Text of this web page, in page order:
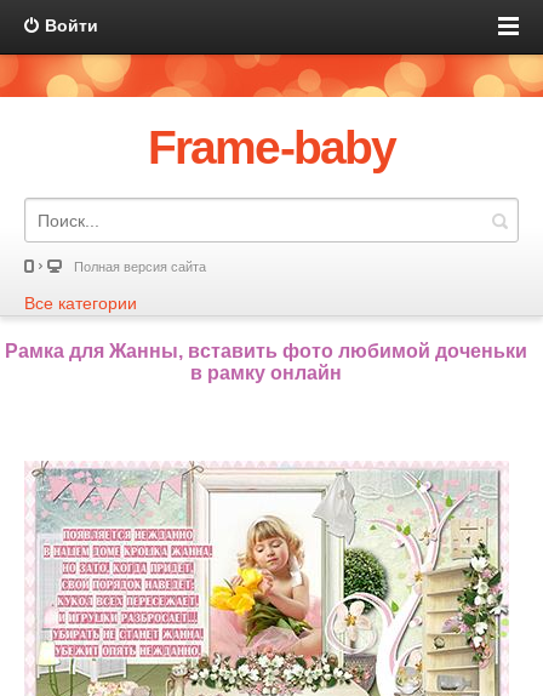
Войти
Frame-baby
Полная версия сайта
Все категории
Рамка для Жанны, вставить фото любимой доченьки
в рамку онлайн